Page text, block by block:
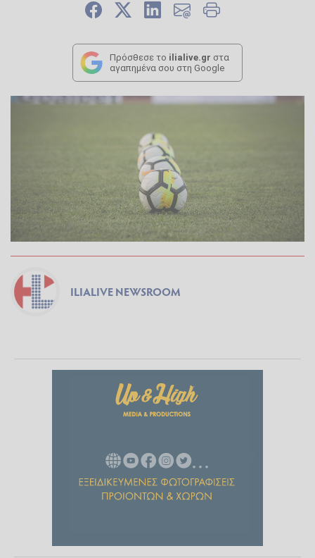
Πρόσθεσε το ilialive.gr στα
αγαπημένα σου στη Google
ILIALIVE NEWSROOM